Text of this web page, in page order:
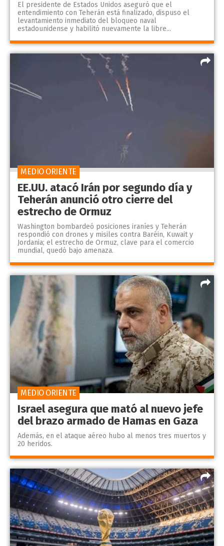
El presidente de Estados Unidos aseguró que el
entendimiento con Teherán está finalizado, dispuso el
levantamiento inmediato del bloqueo naval
estadounidense y habilitó nuevamente la libre...
EE.UU. atacó Irán por segundo día y
Teherán anunció otro cierre del
estrecho de Ormuz
Washington bombardeó posiciones iraníes y Teherán
respondió con drones y misiles contra Baréin, Kuwait y
Jordania; el estrecho de Ormuz, clave para el comercio
mundial, quedó bajo amenaza.
MEDIO ORIENTE
Israel asegura que mató al nuevo jefe
del brazo armado de Hamas en Gaza
Además, en el ataque aéreo hubo al menos tres muertos y
20 heridos.
MEDIO ORIENTE